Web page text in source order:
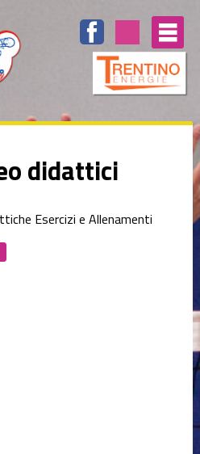
didattici
Esercizi e Allenamenti